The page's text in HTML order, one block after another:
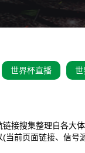
世界杯直播 世
链接搜集整理自各大
(当前页面链接、信号